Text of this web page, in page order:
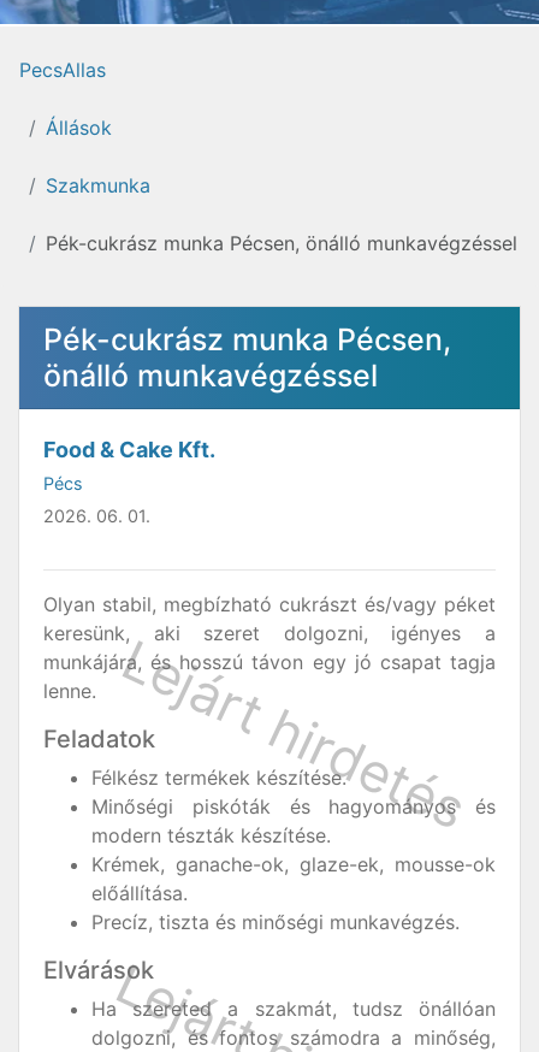
PecsAllas
Állások
Szakmunka
Pék-cukrász munka Pécsen, önálló munkavégzéssel
Pék-cukrász munka Pécsen,
önálló munkavégzéssel
Food & Cake Kft.
Pécs
2026. 06. 01.
Olyan stabil, megbízható cukrászt és/vagy péket
keresünk, aki szeret dolgozni, igényes a
munkájára, és hosszú távon egy jó csapat tagja
lenne.
Feladatok
Félkész termékek készítése.
Minőségi piskóták és hagyományos és
modern tészták készítése.
Krémek, ganache-ok, glaze-ek, mousse-ok
előállítása.
Precíz, tiszta és minőségi munkavégzés.
Elvárások
Ha szereted a szakmát, tudsz önállóan
dolgozni, és fontos számodra a minőség,